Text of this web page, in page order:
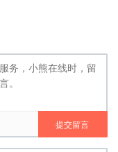
提交留言